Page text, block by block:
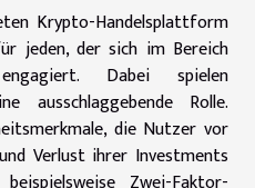
Krypto-Handelsplattform
jeden, der sich im Bereich
Dabei spielen
ausschlaggebende Rolle.
die Nutzer vor
Verlust ihrer Investments